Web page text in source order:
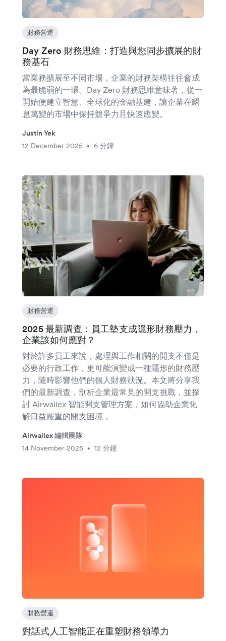
財務營運
Day Zero 財務思維：打造與您同步擴展的財
務基石
當業務擴展至不同市場，企業的財務架構往往會成
為最脆弱的一環。Day Zero 財務思維意味著，從一
開始便建立智慧、全球化的金融基建，讓企業在瞬
息萬變的市場中保持競爭力且快速應變。
Justin Yek
12 December 2025
• 6 分鐘
財務營運
2025 最新調查：員工墊支成隱形財務壓力，
企業該如何應對？
對於許多員工來說，處理與工作相關的開支不僅是
必要的行政工作，更可能演變成一種隱形的財務壓
力，隨時影響他們的個人財務狀況。本文將分享我
們的最新調查，剖析企業最常見的開支挑戰，並探
討 Airwallex 智能開支管理方案，如何協助企業化
解日益嚴重的開支困境 。
Airwallex 編輯團隊
14 November 2025
• 12 分鐘
財務營運
對話式人工智能正在重塑財務領導力